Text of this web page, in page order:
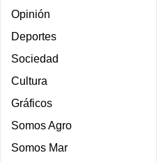
Opinión
Deportes
Sociedad
Cultura
Gráficos
Somos Agro
Somos Mar